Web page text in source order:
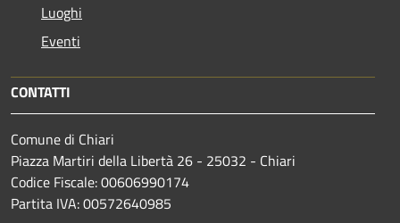
Luoghi
Eventi
CONTATTI
Comune di Chiari
Piazza Martiri della Libertà 26 - 25032 - Chiari
Codice Fiscale: 00606990174
Partita IVA: 00572640985